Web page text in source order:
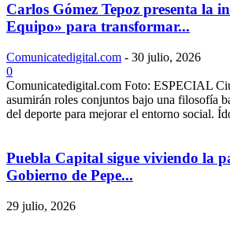
Carlos Gómez Tepoz presenta la
Equipo» para transformar...
Comunicatedigital.com - 30 julio, 2026
0
Comunicatedigital.com Foto: ESPECIAL
asumirán roles conjuntos bajo una filosofía
del deporte para mejorar el entorno social.
Puebla Capital sigue viviendo la
Gobierno de Pepe...
29 julio, 2026